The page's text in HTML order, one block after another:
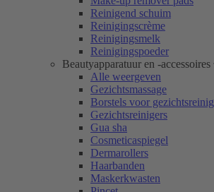
Reinigend schuim
Reinigingscrème
Reinigingsmelk
Reinigingspoeder
Beautyapparatuur en -accessoires
Alle weergeven
Gezichtsmassage
Borstels voor
Gezichtsreinigers
Gua sha
Cosmeticaspiegel
Dermarollers
Haarbanden
Maskerkwasten